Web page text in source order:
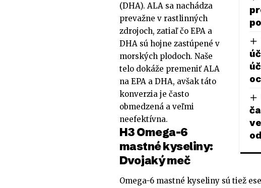
(DHA). ALA sa nachádza
prevažne v rastlinných
zdrojoch, zatiaľ čo EPA a
DHA sú hojne zastúpené v
morských plodoch. Naše
telo dokáže premeniť ALA
na EPA a DHA, avšak táto
konverzia je často
obmedzená a veľmi
neefektívna.
H3 Omega-6
mastné kyseliny:
Dvojaký meč
Omega-6 mastné kyseliny sú tiež